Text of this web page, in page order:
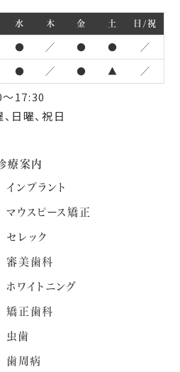
水 木 金 土 日/祝
● ／ ● ● ／
● ／ ● ▲ ／
17:30
日曜、祝日
療案内
インプラント
マウスピース矯正
セレック
審美歯科
ホワイトニング
矯正歯科
虫歯
歯周病